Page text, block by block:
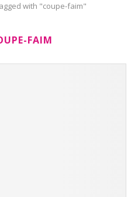
with "coupe-faim"
FAIM